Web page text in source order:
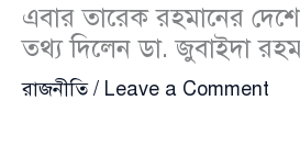
এবার তারেক রহমানের
তথ্য দিলেন ডা. জুবাইদা
রাজনীতি/ Leave a Comment